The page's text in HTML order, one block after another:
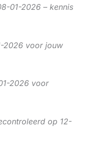
01-2026 – kennis
2026 voor jouw
2026 voor
op 12-